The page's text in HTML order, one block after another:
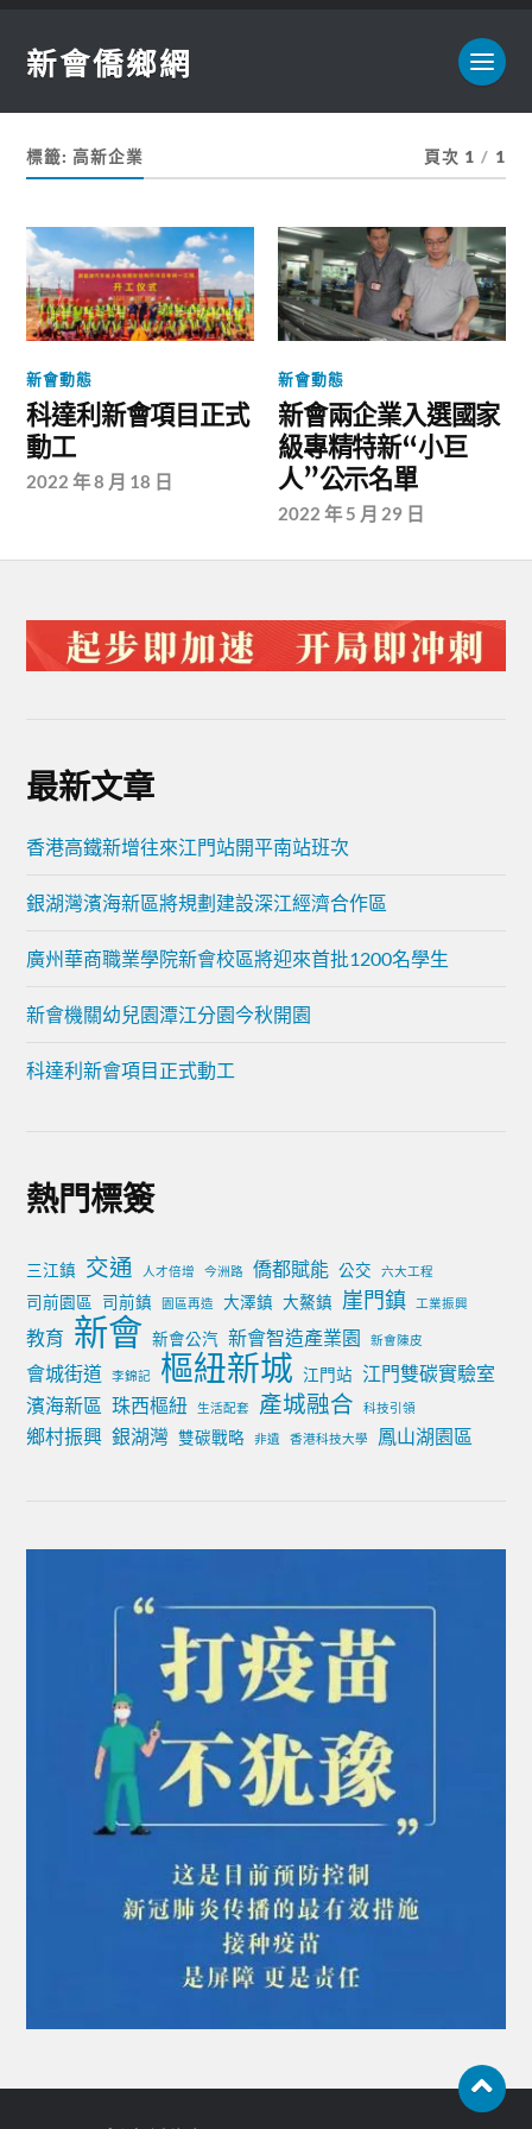
新會僑鄉網
標籤:高新企業 頁次 1 / 1
新會動態
科達利新會項目正式
動工
2022 年 8 月 18 日
新會動態
新會兩企業入選國家
級專精特新“小巨
人”公示名單
2022 年 5 月 29 日
最新文章
香港高鐵新增往來江門站開平南站班次
銀湖灣濱海新區將規劃建設深江經濟合作區
廣州華商職業學院新會校區將迎來首批1200名學生
新會機關幼兒園潭江分園今秋開園
科達利新會項目正式動工
熱門標簽
三江鎮 交通 人才倍增 今洲路 僑都賦能 公交 六大工程
司前園區 司前鎮 園區再造 大澤鎮 大鰲鎮 崖門鎮 工業振興
教育 新會 新會公汽 新會智造產業園 新會陳皮
會城街道 李錦記 樞紐新城 江門站
江門雙碳實驗室
濱海新區 珠西樞紐 生活配套 產城融合 科技引領
鄉村振興 銀湖灣 雙碳戰略 非遺 香港科技大學 鳳山湖園區